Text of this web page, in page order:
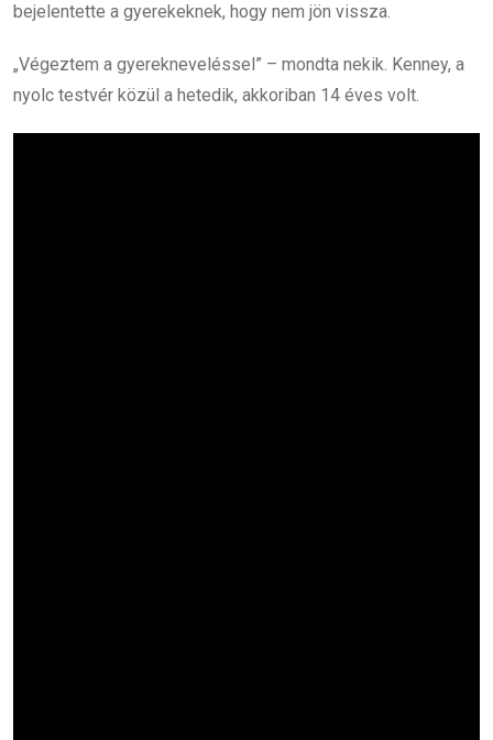
bejelentette a gyerekeknek, hogy nem jön vissza.
„Végeztem a gyerekneveléssel” – mondta nekik. Kenney, a
nyolc testvér közül a hetedik, akkoriban 14 éves volt.